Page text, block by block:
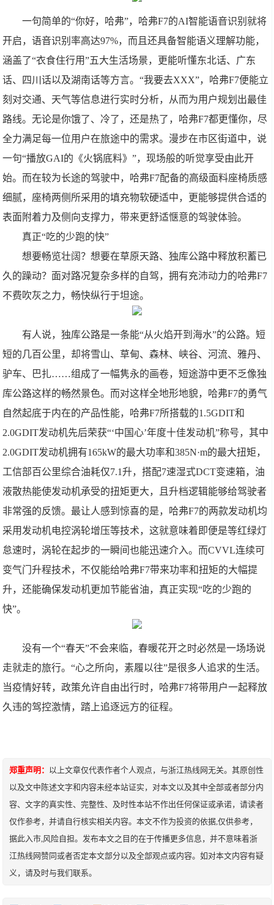
一句简单的“你好，哈弗”，哈弗F7的AI智能语音识别就将
开启，语音识别率高达97%，而且还具备智能语义理解功能，
涵盖了“衣食住行用”五大生活场景，更能听懂东北话、广东
话、四川话以及湖南话等方言。“我要去XXX”，哈弗F7便能立
刻对交通、天气等信息进行实时分析，从而为用户规划出最佳
路线。无论是你饿了、冷了，还是热了，哈弗F7都更懂你，尽
全力满足每一位用户在旅途中的需求。漫步在市区街道中，说
一句“播放GAI的《火锅底料》”，现场般的听觉享受由此开
始。而在较为长途的驾驶中，哈弗F7配备的高级面料座椅质感
细腻，座椅两侧所采用的填充物软硬适中，更能够提供合适的
表面附着力及侧向支撑力，带来更舒适惬意的驾驶体验。
真正“吃的少跑的快”
想要畅览壮阔？想要在草原天路、独库公路中释放积蓄已
久的躁动？面对路况复杂多样的自驾，拥有充沛动力的哈弗F7
不费吹灰之力，畅快纵行于坦途。
有人说，独库公路是一条能“从火焰开到海水”的公路。短
短的几百公里，却将雪山、草甸、森林、峡谷、河流、雅丹、
驴车、巴扎……组成了一幅隽永的画卷，短途游中更不乏像独
库公路这样的畅然景色。而对这样全地形地貌，哈弗F7的勇气
自然起底于内在的产品性能，哈弗F7所搭载的1.5GDIT和
2.0GDIT发动机先后荣获“‘中国心’年度十佳发动机”称号，其中
2.0GDIT发动机拥有165kW的最大功率和385N·m的最大扭矩，
工信部百公里综合油耗仅7.1升，搭配7速湿式DCT变速箱，油
液散热能使发动机承受的扭矩更大，且升档逻辑能够给驾驶者
非常强的反馈。最让人感到惊喜的是，哈弗F7的两款发动机均
采用发动机电控涡轮增压等技术，这就意味着即便是等红绿灯
怠速时，涡轮在起步的一瞬间也能迅速介入。而CVVL连续可
变气门升程技术，不仅能给哈弗F7带来功率和扭矩的大幅提
升，还能确保发动机更加节能省油，真正实现“吃的少跑的
快”。
没有一个“春天”不会来临，春暖花开之时必然是一场场说
走就走的旅行。“心之所向，素履以往”是很多人追求的生活。
当疫情好转，政策允许自由出行时，哈弗F7将带用户一起释放
久违的驾控激情，踏上追逐远方的征程。
郑重声明： 以上文章仅代表作者个人观点，与浙江热线网无关。其原创性
以及文中陈述文字和内容未经本站证实，对本文以及其中全部或者部分内
容、文字的真实性、完整性、及时性本站不作出任何保证或承诺，请读者
仅作参考，并请自行核实相关内容。本文不作为投资的依据,仅供参考，
据此入市,风险自担。发布本文之目的在于传播更多信息，并不意味着浙
江热线网赞同或者否定本文部分以及全部观点或内容。如对本文内容有疑
义，请及时与我们联系。